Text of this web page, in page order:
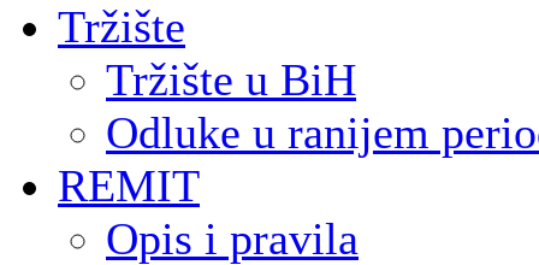
Tržište
Tržište u BiH
Odluke u ranijem
REMIT
Opis i pravila